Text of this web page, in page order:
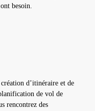
besoin.
d’itinéraire et de
de vol de
rencontrez des